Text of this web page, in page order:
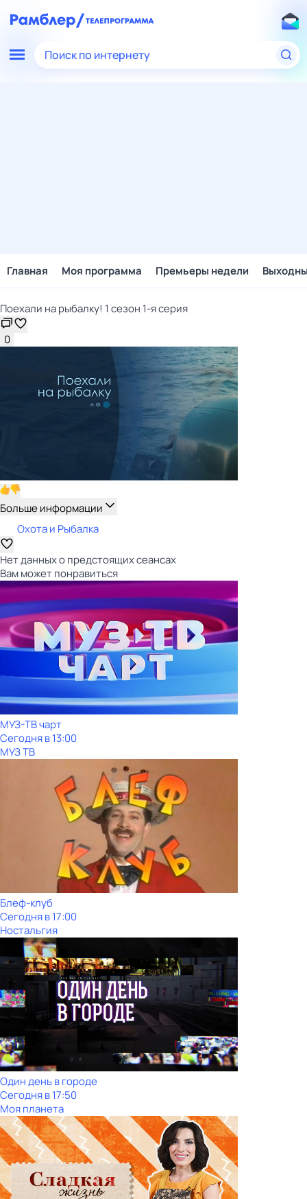
Поиск по интернету
Главная Моя программа Премьеры недели
Поехали на рыбалку! 1 сезон 1-я серия
0
Больше информации
Охота и Рыбалка
Нет данных о предстоящих сеансах
Вам может понравиться
МУЗ-ТВ чарт
Сегодня в 13:00
МУЗ ТВ
Блеф-клуб
Сегодня в 17:00
Ностальгия
Один день в городе
Сегодня в 17:50
Моя планета